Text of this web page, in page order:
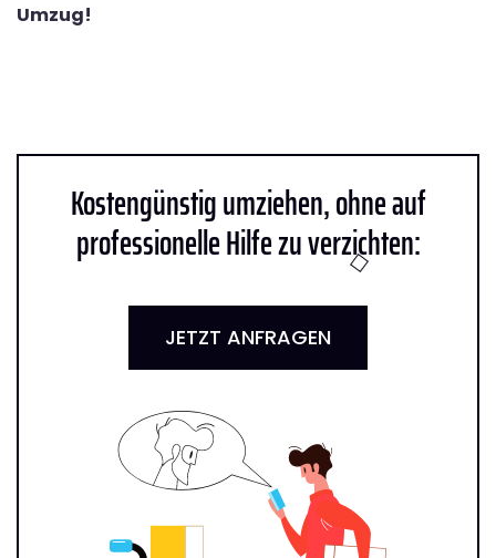
Umzug!
Kostengünstig umziehen, ohne auf
professionelle Hilfe zu verzichten:
JETZT ANFRAGEN